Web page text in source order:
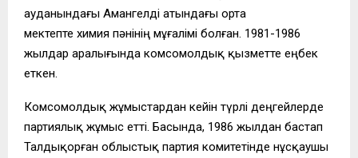
ауданындағы Амангелді атындағы орта
мектепте химия пәнінің мұғалімі болған. 1981-1986
жылдар аралығында комсомолдық қызметте еңбек
еткен.
Комсомолдық жұмыстардан кейін түрлі деңгейлерде
партиялық жұмыс етті. Басында, 1986 жылдан бастап
Талдықорған облыстық партия комитетінде нұсқаушы